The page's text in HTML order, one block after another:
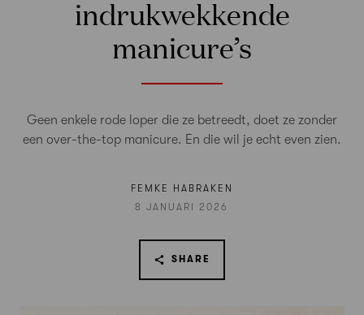
indrukwekkende
manicure’s
Geen enkele rode loper die ze betreedt, doet ze zonder
een over-the-top manicure. En die wil je echt even zien.
FEMKE HABRAKEN
8 JANUARI 2026
SHARE